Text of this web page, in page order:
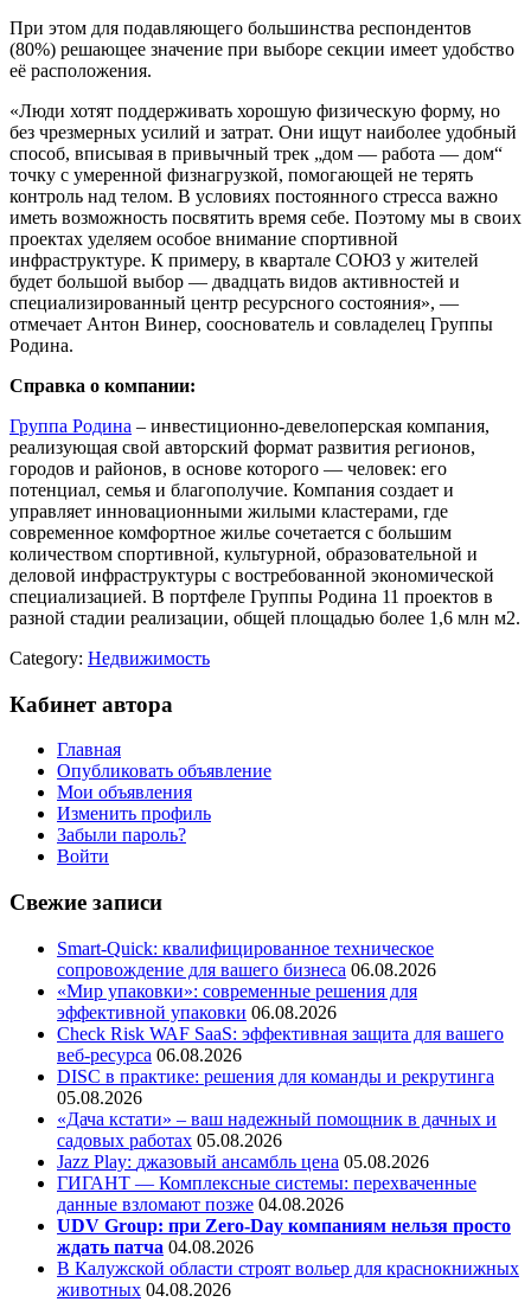
При этом для подавляющего большинства респондентов
(80%) решающее значение при выборе секции имеет удобство
её расположения.
«Люди хотят поддерживать хорошую физическую форму, но
без чрезмерных усилий и затрат. Они ищут наиболее удобный
способ, вписывая в привычный трек „дом — работа — дом“
точку с умеренной физнагрузкой, помогающей не терять
контроль над телом. В условиях постоянного стресса важно
иметь возможность посвятить время себе. Поэтому мы в своих
проектах уделяем особое внимание спортивной
инфраструктуре. К примеру, в квартале СОЮЗ у жителей
будет большой выбор — двадцать видов активностей и
специализированный центр ресурсного состояния», —
отмечает Антон Винер, сооснователь и совладелец Группы
Родина.
Справка о компании:
Группа Родина – инвестиционно-девелоперская компания,
реализующая свой авторский формат развития регионов,
городов и районов, в основе которого — человек: его
потенциал, семья и благополучие. Компания создает и
управляет инновационными жилыми кластерами, где
современное комфортное жилье сочетается с большим
количеством спортивной, культурной, образовательной и
деловой инфраструктуры с востребованной экономической
специализацией. В портфеле Группы Родина 11 проектов в
разной стадии реализации, общей площадью более 1,6 млн м2.
Category: Недвижимость
Кабинет автора
Главная
Опубликовать объявление
Мои объявления
Изменить профиль
Забыли пароль?
Войти
Свежие записи
Smart-Quick: квалифицированное техническое
сопровождение для вашего бизнеса 06.08.2026
«Мир упаковки»: современные решения для
эффективной упаковки 06.08.2026
Check Risk WAF SaaS: эффективная защита для вашего
веб-ресурса 06.08.2026
DISC в практике: решения для команды и рекрутинга
05.08.2026
«Дача кстати» – ваш надежный помощник в дачных и
садовых работах 05.08.2026
Jazz Play: джазовый ансамбль цена 05.08.2026
ГИГАНТ — Комплексные системы: перехваченные
данные взломают позже 04.08.2026
UDV Group: при Zero-Day компаниям нельзя просто
ждать патча 04.08.2026
В Калужской области строят вольер для краснокнижных
животных 04.08.2026